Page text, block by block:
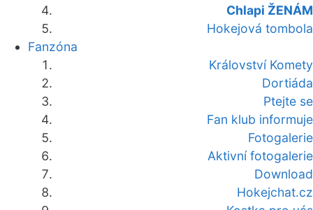
Chlapi ŽENÁM
Hokejová tombola
Fanzóna
Království Komety
Dortiáda
Ptejte se
Fan klub informuje
Fotogalerie
Aktivní fotogalerie
Download
Hokejchat.cz